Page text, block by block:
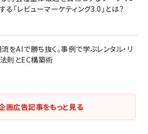
る「レビューマーケティング3.0」とは？
をAIで勝ち抜く。事例で学ぶレンタル・リ
則とEC構築術
画広告記事をもっと見る